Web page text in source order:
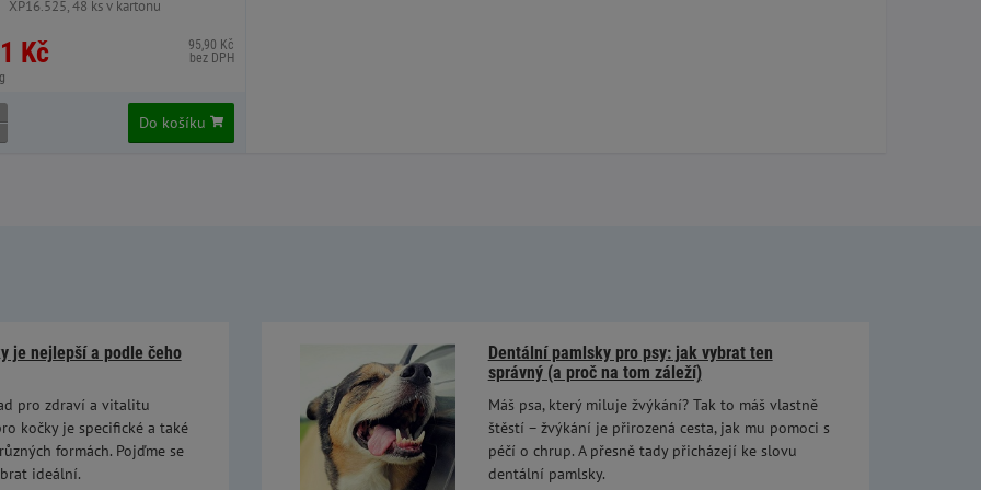
XP16.525, 48 ks v kartonu
Kč
95,90 Kč
bez DPH
Do košíku
je nejlepší a podle čeho
pro zdraví a vitalitu
kočky je specifické a také
formách. Pojďme se
ideální.
Dentální pamlsky pro psy: jak vybrat ten
správný (a proč na tom záleží)
Máš psa, který miluje žvýkání? Tak to máš vlastně
štěstí – žvýkání je přirozená cesta, jak mu pomoci s
péčí o chrup. A přesně tady přicházejí ke slovu
dentální pamlsky.